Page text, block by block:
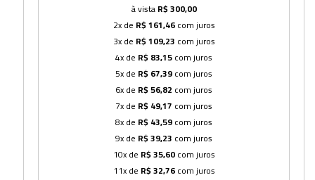
à vistaR$ 300,00
2x de R$ 161,46com juros
3x de R$ 109,23 com juros
4x de R$ 83,15com juros
5x de R$ 67,39com juros
6x de R$ 56,82 com juros
7x de R$ 49,17 com juros
8x de R$ 43,59com juros
9x de R$ 39,23 com juros
10x de R$ 35,60com juros
11x de R$ 32,76com juros